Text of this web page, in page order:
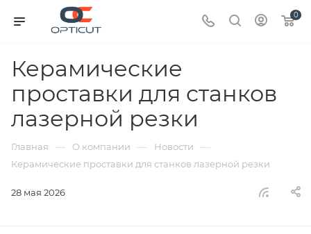
0
Керамические
проставки для станков
лазерной резки
Главная — О компании — Новости —
Керамические проставки для станков лазерной резки
28 мая 2026